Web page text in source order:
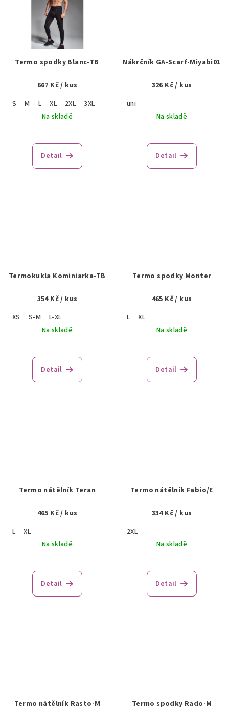
Termo spodky Blanc-TB
667 Kč/ kus
S
M L XL 2XL
3XL
Na skladě
Detail
Nákrčník GA-Scarf-Miyabi01
326 Kč/ kus
uni
Na skladě
Detail
Termokukla Kominiarka-TB
354 Kč/ kus
XS
S-M
L-XL
Na skladě
Detail
Termo spodky Monter
465 Kč/ kus
L
XL
Na skladě
Detail
Termo nátělník Teran
465 Kč/ kus
L
XL
Na skladě
Detail
Termo nátělník Fabio/E
334 Kč/ kus
2XL
Na skladě
Detail
Termo nátělník Rasto-M Termo spodky Rado-M